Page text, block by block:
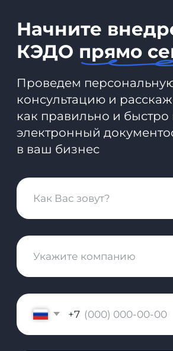
бульвар, д. 42, стр. 1, эт. 0, пом. 264, рм 4
Зарегистрированы в реестрах:
Компания-резидент:
8 (800) 550-65-30
hello@nopaper.ru
База знаний